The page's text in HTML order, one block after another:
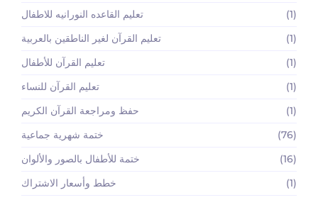
تعليم القاعده النورانيه للاطفال
(1)
تعليم القرآن لغير الناطقين بالعربية
(1)
تعليم القرآن للأطفال
(1)
تعليم القرآن للنساء
(1)
حفظ ومراجعة القرآن الكريم
(1)
ختمة شهرية جماعية
(76)
ختمة للأطفال بالصور والألوان
(16)
خطط وأسعار الاشتراك
(1)